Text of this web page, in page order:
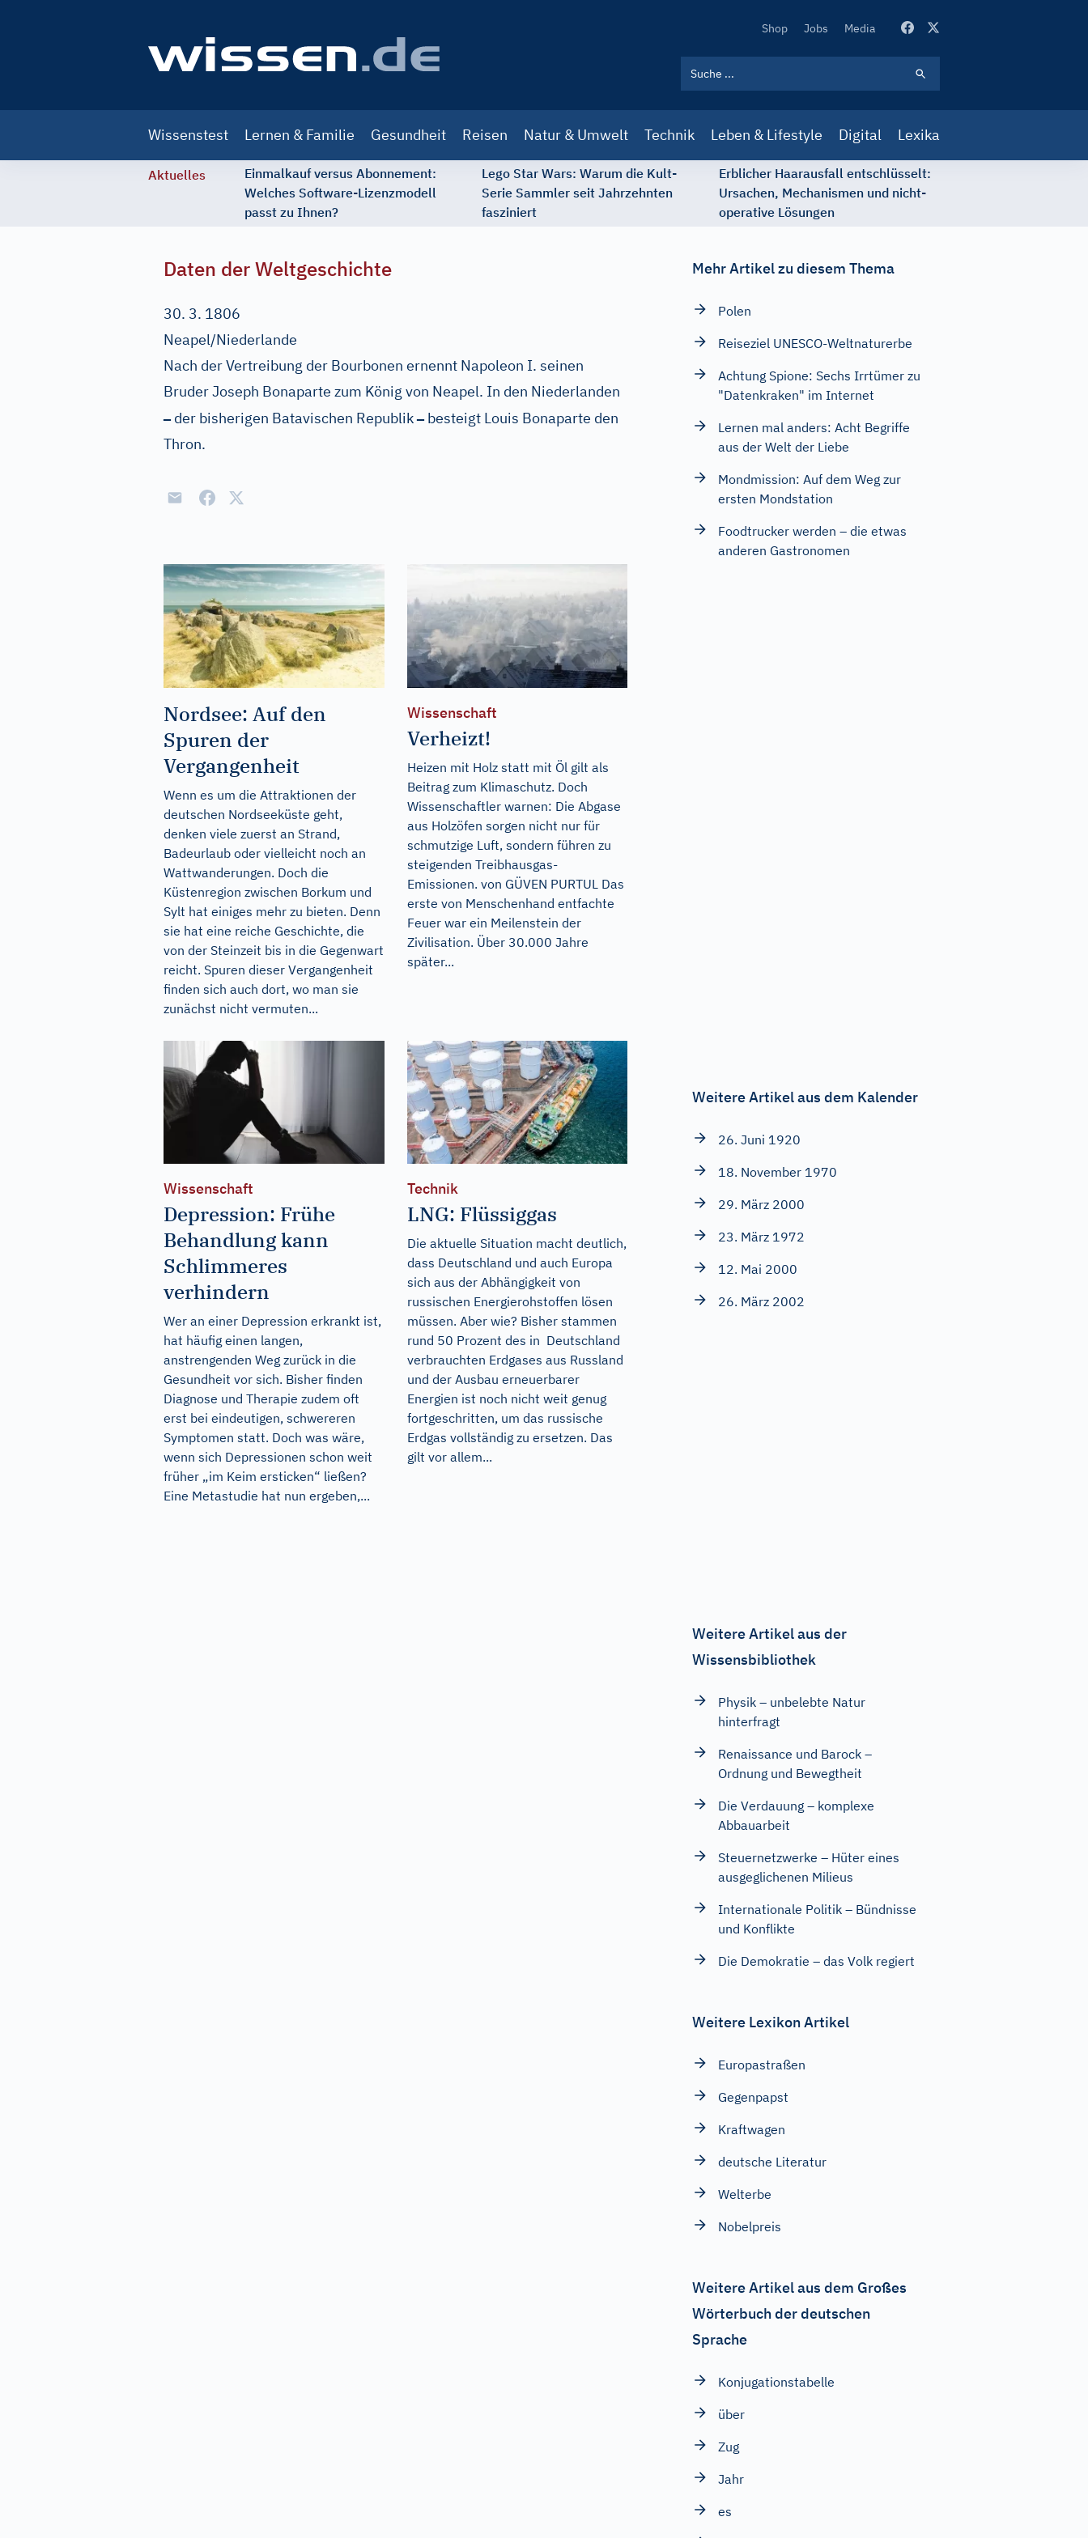
Secondary
Shop Jobs Media
navigation
Wissenstest Lernen & Familie Gesundheit Reisen Natur & Umwelt Technik Leben & Lifestyle Digital Lexika
Aktuelles
Einmalkauf versus Abonnement:
Welches Software-Lizenzmodell
passt zu Ihnen?
Lego Star Wars: Warum die Kult-
Serie Sammler seit Jahrzehnten
fasziniert
Erblicher Haarausfall entschlüsselt:
Ursachen, Mechanismen und nicht-
operative Lösungen
Daten der Weltgeschichte
30. 3. 1806
Neapel/Niederlande
Nach der Vertreibung der Bourbonen ernennt Napoleon I. seinen
Bruder Joseph Bonaparte zum König von Neapel. In den Niederlanden
–der bisherigen Batavischen Republik–besteigt Louis Bonaparte den
Thron.
Nordsee: Auf den
Spuren der
Vergangenheit
Wenn es um die Attraktionen der
deutschen Nordseeküste geht,
denken viele zuerst an Strand,
Badeurlaub oder vielleicht noch an
Wattwanderungen. Doch die
Küstenregion zwischen Borkum und
Sylt hat einiges mehr zu bieten. Denn
sie hat eine reiche Geschichte, die
von der Steinzeit bis in die Gegenwart
reicht. Spuren dieser Vergangenheit
finden sich auch dort, wo man sie
zunächst nicht vermuten...
Wissenschaft
Verheizt!
Heizen mit Holz statt mit Öl gilt als
Beitrag zum Klimaschutz. Doch
Wissenschaftler warnen: Die Abgase
aus Holzöfen sorgen nicht nur für
schmutzige Luft, sondern führen zu
steigenden Treibhausgas-
Emissionen. von GÜVEN PURTUL Das
erste von Menschenhand entfachte
Feuer war ein Meilenstein der
Zivilisation. Über 30.000 Jahre
später...
Wissenschaft
Depression: Frühe
Behandlung kann
Schlimmeres
verhindern
Wer an einer Depression erkrankt ist,
hat häufig einen langen,
anstrengenden Weg zurück in die
Gesundheit vor sich. Bisher finden
Diagnose und Therapie zudem oft
erst bei eindeutigen, schwereren
Symptomen statt. Doch was wäre,
wenn sich Depressionen schon weit
früher „im Keim ersticken“ ließen?
Eine Metastudie hat nun ergeben,...
Technik
LNG: Flüssiggas
Die aktuelle Situation macht deutlich,
dass Deutschland und auch Europa
sich aus der Abhängigkeit von
russischen Energierohstoffen lösen
müssen. Aber wie? Bisher stammen
rund 50 Prozent des in Deutschland
verbrauchten Erdgases aus Russland
und der Ausbau erneuerbarer
Energien ist noch nicht weit genug
fortgeschritten, um das russische
Erdgas vollständig zu ersetzen. Das
gilt vor allem...
Mehr Artikel zu diesem Thema
Polen
Reiseziel UNESCO-Weltnaturerbe
Achtung Spione: Sechs Irrtümer zu
"Datenkraken" im Internet
Lernen mal anders: Acht Begriffe
aus der Welt der Liebe
Mondmission: Auf dem Weg zur
ersten Mondstation
Foodtrucker werden – die etwas
anderen Gastronomen
Weitere Artikel aus dem Kalender
26. Juni 1920
18. November 1970
29. März 2000
23. März 1972
12. Mai 2000
26. März 2002
Weitere Artikel aus der
Wissensbibliothek
Physik – unbelebte Natur
hinterfragt
Renaissance und Barock –
Ordnung und Bewegtheit
Die Verdauung – komplexe
Abbauarbeit
Steuernetzwerke – Hüter eines
ausgeglichenen Milieus
Internationale Politik – Bündnisse
und Konflikte
Die Demokratie – das Volk regiert
Weitere Lexikon Artikel
Europastraßen
Gegenpapst
Kraftwagen
deutsche Literatur
Welterbe
Nobelpreis
Weitere Artikel aus dem Großes
Wörterbuch der deutschen
Sprache
Konjugationstabelle
über
Zug
Jahr
es